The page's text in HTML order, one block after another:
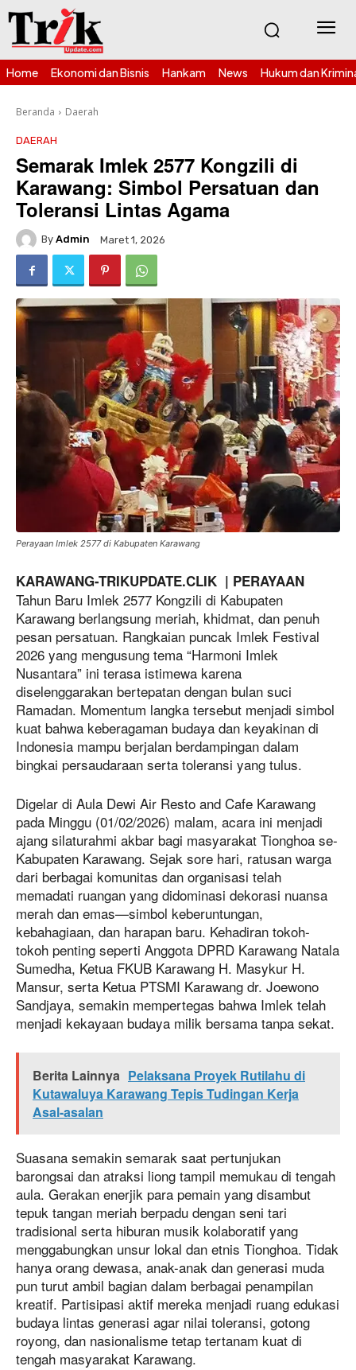
Home Ekonomi dan Bisnis Hankam News Hukum dan
Beranda Daerah
DAERAH
Semarak Imlek 2577 Kongzili di
Karawang: Simbol Persatuan dan
Toleransi Lintas Agama
By Admin Maret 1, 2026
Perayaan Imlek 2577 di Kabupaten Karawang
KARAWANG-TRIKUPDATE.CLIK | PERAYAAN
Tahun Baru Imlek 2577 Kongzili di Kabupaten
Karawang berlangsung meriah, khidmat, dan penuh
pesan persatuan. Rangkaian puncak Imlek Festival
2026 yang mengusung tema “Harmoni Imlek
Nusantara” ini terasa istimewa karena
diselenggarakan bertepatan dengan bulan suci
Ramadan. Momentum langka tersebut menjadi simbol
kuat bahwa keberagaman budaya dan keyakinan di
Indonesia mampu berjalan berdampingan dalam
bingkai persaudaraan serta toleransi yang tulus.
Digelar di Aula Dewi Air Resto and Cafe Karawang
pada Minggu (01/02/2026) malam, acara ini menjadi
ajang silaturahmi akbar bagi masyarakat Tionghoa se-
Kabupaten Karawang. Sejak sore hari, ratusan warga
dari berbagai komunitas dan organisasi telah
memadati ruangan yang didominasi dekorasi nuansa
merah dan emas—simbol keberuntungan,
kebahagiaan, dan harapan baru. Kehadiran tokoh-
tokoh penting seperti Anggota DPRD Karawang Natala
Sumedha, Ketua FKUB Karawang H. Masykur H.
Mansur, serta Ketua PTSMI Karawang dr. Joewono
Sandjaya, semakin mempertegas bahwa Imlek telah
menjadi kekayaan budaya milik bersama tanpa sekat.
Berita Lainnya Pelaksana Proyek Rutilahu di
Kutawaluya Karawang Tepis Tudingan Kerja
Asal-asalan
Suasana semakin semarak saat pertunjukan
barongsai dan atraksi liong tampil memukau di tengah
aula. Gerakan enerjik para pemain yang disambut
tepuk tangan meriah berpadu dengan seni tari
tradisional serta hiburan musik kolaboratif yang
menggabungkan unsur lokal dan etnis Tionghoa. Tidak
hanya orang dewasa, anak-anak dan generasi muda
pun turut ambil bagian dalam berbagai penampilan
kreatif. Partisipasi aktif mereka menjadi ruang edukasi
budaya lintas generasi agar nilai toleransi, gotong
royong, dan nasionalisme tetap tertanam kuat di
tengah masyarakat Karawang.